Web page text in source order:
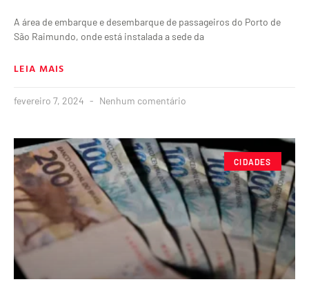
A área de embarque e desembarque de passageiros do Porto de
São Raimundo, onde está instalada a sede da
LEIA MAIS
fevereiro 7, 2024 Nenhum comentário
CIDADES